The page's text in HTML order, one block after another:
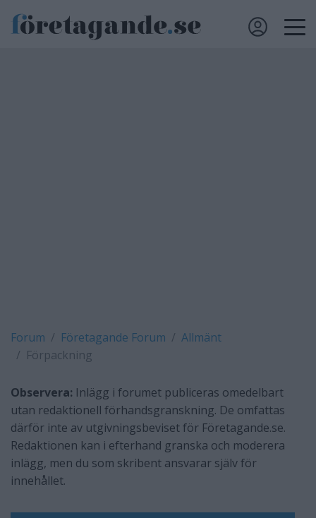
Forum Företagande Forum
Allmänt
Förpackning
Observera: Inlägg i forumet publiceras omedelbart
utan redaktionell förhandsgranskning. De omfattas
därför inte av utgivningsbeviset för Företagande.se.
Redaktionen kan i efterhand granska och moderera
inlägg, men du som skribent ansvarar själv för
innehållet.